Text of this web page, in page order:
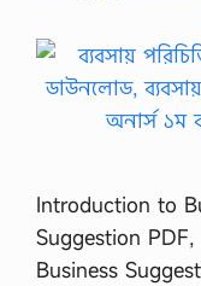
Introduction to
Suggestion
Business